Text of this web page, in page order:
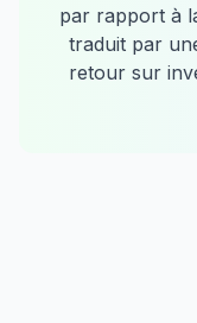
par rapport à
traduit par
retour sur